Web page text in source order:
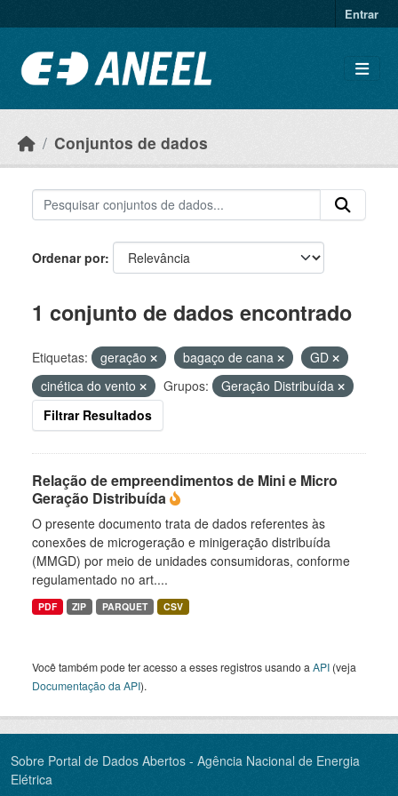
Entrar
Conjuntos de dados
Ordenar por
1 conjunto de dados encontrado
Etiquetas: geração bagaço de cana
GD
cinética do vento
Grupos:
Geração Distribuída
Filtrar Resultados
Relação de empreendimentos de Mini e Micro
Geração Distribuída
O presente documento trata de dados referentes às
conexões de microgeração e minigeração distribuída
(MMGD) por meio de unidades consumidoras, conforme
regulamentado no art....
PDF ZIP PARQUET CSV
Você também pode ter acesso a esses registros usando a API (veja
Documentação da API).
Sobre Portal de Dados Abertos - Agência Nacional de Energia
Elétrica